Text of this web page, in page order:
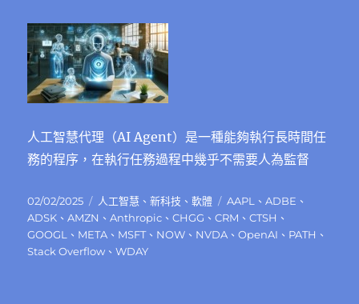
人工智慧代理（AI Agent）是一種能夠執行長時間任
務的程序，在執行任務過程中幾乎不需要人為監督
發
佈
日
期:
02/02/2025
分
類
人工智慧 、新科技 、軟體
標
籤
AAPL 、ADBE 、
ADSK 、AMZN 、Anthropic 、CHGG 、CRM 、CTSH 、
GOOGL
、 META 、 MSFT、 NOW 、 NVDA 、OpenAI 、 PATH 、
Stack Overflow 、WDAY